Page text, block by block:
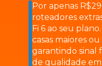
Por apenas
roteadores
Fi 6 ao seu
casas maiores
garantindo sinal
de qualidade